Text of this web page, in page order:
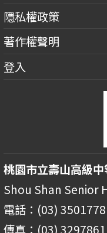
隱私權政策
著作權聲明
登入
桃園市立壽山高級
Shou Shan Senior
電話：(03) 3501778
傳真：(03) 3297861